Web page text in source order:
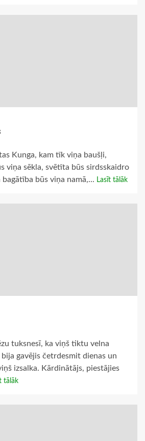
Kunga, kam tīk viņa baušļi,
viņa sēkla, svētīta būs sirdsskaidro
būs viņa namā,... Lasīt tālāk
tuksnesī, ka viņš tiktu velna
gavējis četrdesmit dienas un
izsalka. Kārdinātājs, piestājies
tālāk